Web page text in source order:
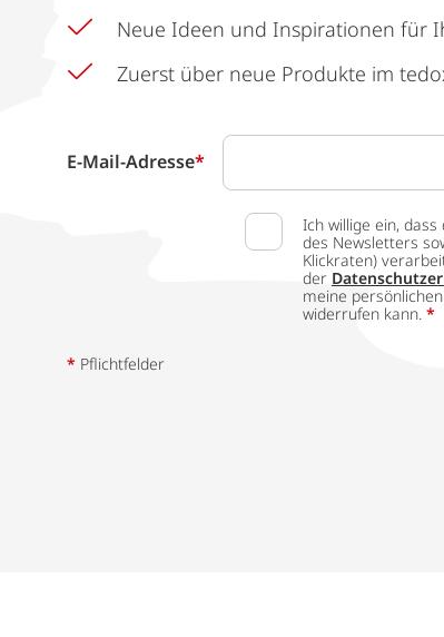
Neue Ideen und Inspirationen für
Zuerst über neue Produkte im
E-Mail-Adresse*
Ich willige ein,
des Newsletters
Klickraten)
der
meine
widerrufen kann. *
* Pflichtfelder